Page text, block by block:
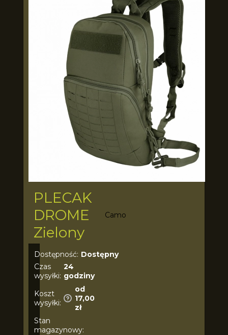
PLECAK
DROME
Zielony
Camo
Dostępność: Dostępny
Czas
wysyłki:
24
godziny
Koszt
wysyłki:
od
17,00
zł
Stan
magazynowy: